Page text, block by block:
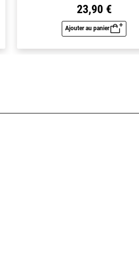
23,90 €
Ajouter au panier
Aperçu rapide